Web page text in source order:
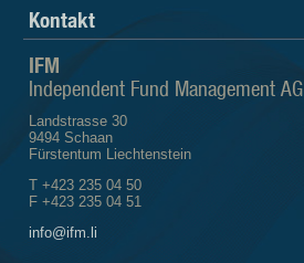
Kontakt
IFM
Independent Fund Management AG
Landstrasse 30
9494 Schaan
Fürstentum Liechtenstein
T +423 235 04 50
F +423 235 04 51
info@ifm.li